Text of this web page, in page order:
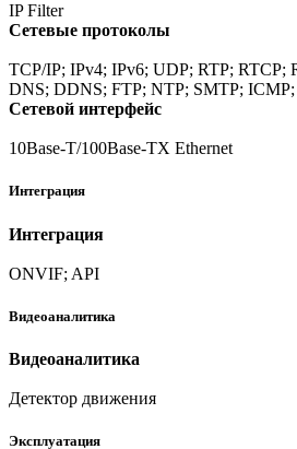
IP Filter
Сетевые протоколы
TCP/IP; IPv4; IPv6; UDP; RTP; RTCP;
DNS; DDNS; FTP; NTP; SMTP;
Сетевой интерфейс
10Base-T/100Base-TX Ethernet
Интеграция
Интеграция
ONVIF; API
Видеоаналитика
Видеоаналитика
Детектор движения
Эксплуатация